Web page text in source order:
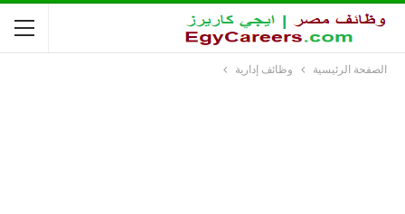
الصفحة الرئيسية وظائف إدارية